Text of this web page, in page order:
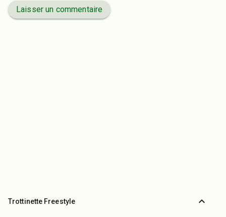
Laisser un commentaire
Trottinette Freestyle expand_less